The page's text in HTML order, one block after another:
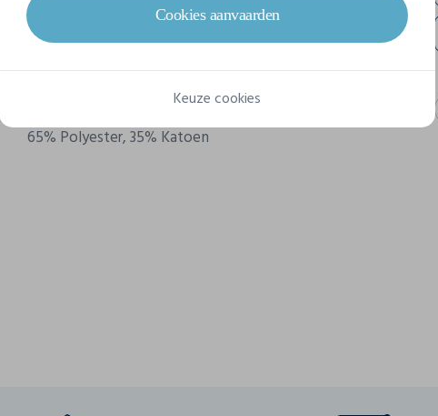
Referentie
R-934M-0
Gram/m²
110 g/m²
65% Polyester, 35% Katoen
Cookies aanvaarden
Keuze cookies